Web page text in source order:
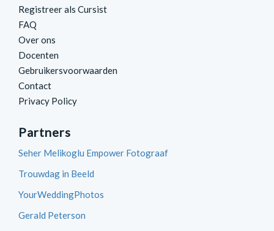
Registreer als Cursist
FAQ
Over ons
Docenten
Gebruikersvoorwaarden
Contact
Privacy Policy
Partners
Seher Melikoglu Empower Fotograaf
Trouwdag in Beeld
YourWeddingPhotos
Gerald Peterson